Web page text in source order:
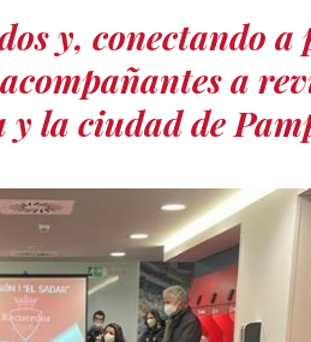
y, conectando a
a
y la ciudad de